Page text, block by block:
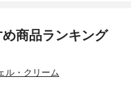
商品ランキング
ル・クリーム